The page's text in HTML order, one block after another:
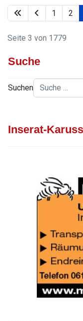
1 2
Seite 3 von 1779
Suche
Suchen
Inserat-